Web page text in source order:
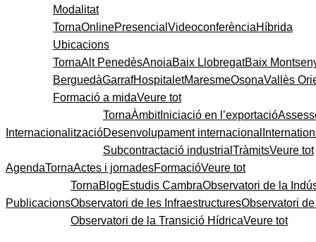
Modalitat
TornaOnlinePresencial VideoconferènciaHíbrida
Ubicacions
TornaAlt PenedèsAnoiaBaix LlobregatBaix
BerguedàGarrafHospitaletMaresmeOsonaVallès
Formació a midaVeure tot
Internacionalització
TornaÀmbitIniciació en l’exportació
Desenvolupament internacional
Subcontractació industrial TràmitsVeure tot
AgendaTornaActes i jornadesFormacióVeure tot
Publicacions
TornaBlogEstudis CambraObservatori de la
Observatori de les InfraestructuresObservatori
Observatori de la Transició HídricaVeure tot